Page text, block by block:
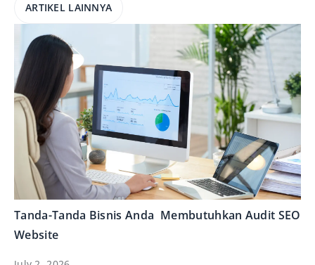
ARTIKEL LAINNYA
Tanda-Tanda Bisnis Anda Membutuhkan Audit SEO
Website